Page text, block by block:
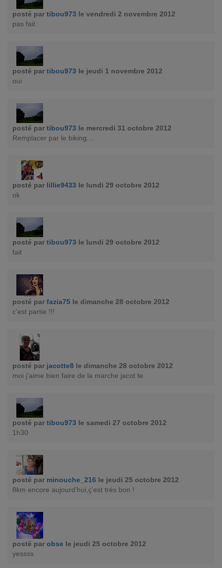
posté par tibou973 le vendredi 2 novembre 2012
pas fait
posté par tibou973 le jeudi 1 novembre 2012
oui
posté par tibou973 le mercredi 31 octobre 2012
Remplacer par le biking....
posté par lillie9433 le lundi 29 octobre 2012
ok
posté par tibou973 le lundi 29 octobre 2012
fait
posté par fazia75 le dimanche 28 octobre 2012
c'est partie !!!
posté par jacotte8 le dimanche 28 octobre 2012
moi j'aime bien faire de la marche jacot te
posté par tibou973 le samedi 27 octobre 2012
1h30
posté par minouche_216 le jeudi 25 octobre 2012
8km encore aujourd'hui,ç'est trés bon !
posté par obse le jeudi 25 octobre 2012
yessss